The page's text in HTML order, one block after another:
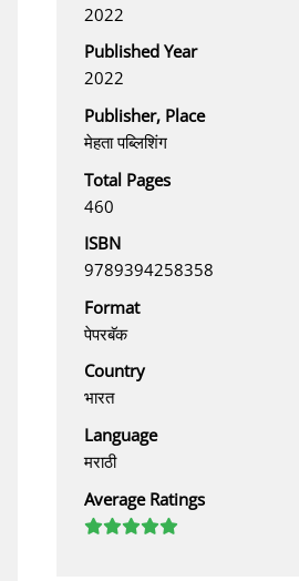
2022
Published Year
2022
Publisher, Place
मेहता पब्लिशिंग
Total Pages
460
ISBN
9789394258358
Format
पेपरबॅक
Country
भारत
Language
मराठी
Average Ratings